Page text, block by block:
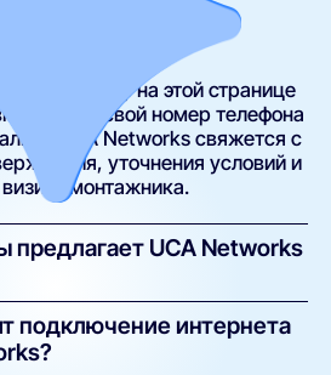
интернет от UCA
тариф на этой странице
указав свой номер телефона
UCA Networks свяжется с
уточнения условий и
монтажника.
предлагает UCA Networks
тарифы с различной
базовых до гигабитных. В
выбранного плана можно
подключение интернета